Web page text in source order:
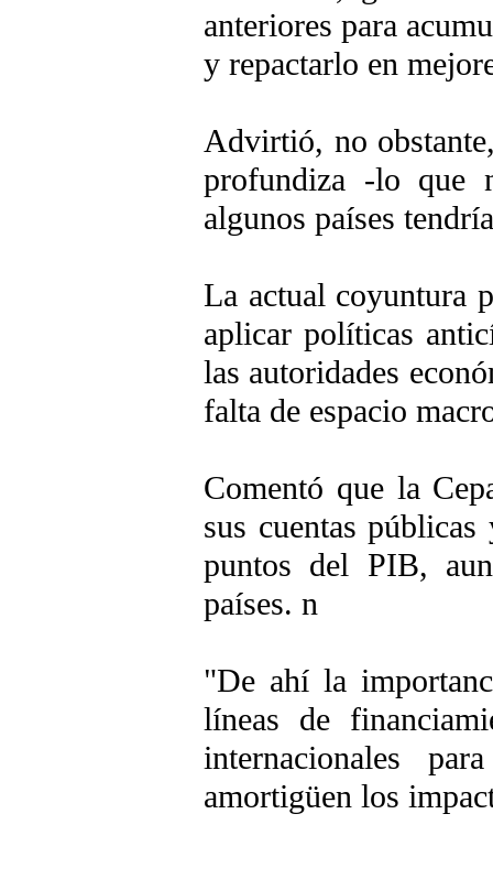
anteriores para
y repactarlo en
Advirtió, no
profundiza -lo que
algunos países
La actual coyuntura
aplicar políticas
las autoridades
falta de espacio
Comentó que la
sus cuentas
puntos del PIB,
países. n
"De ahí la
líneas de
internacionales
amortigüen los